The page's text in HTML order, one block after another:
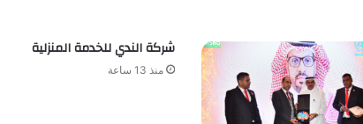
شركة الندي للخدمة المنزلية
منذ 13 ساعة